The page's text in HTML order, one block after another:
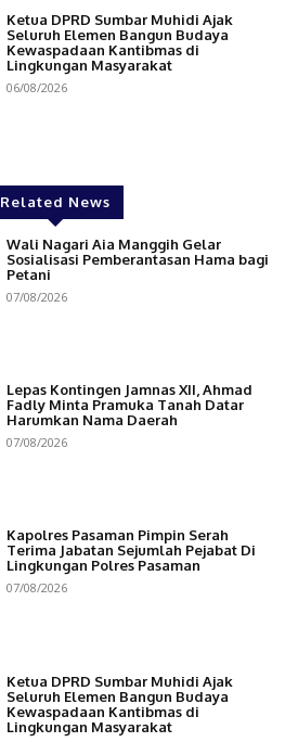
Ketua DPRD Sumbar Muhidi Ajak
Seluruh Elemen Bangun Budaya
Kewaspadaan Kantibmas di
Lingkungan Masyarakat
06/08/2026
Related News
Wali Nagari Aia Manggih Gelar
Sosialisasi Pemberantasan Hama bagi
Petani
07/08/2026
Lepas Kontingen Jamnas XII, Ahmad
Fadly Minta Pramuka Tanah Datar
Harumkan Nama Daerah
07/08/2026
Kapolres Pasaman Pimpin Serah
Terima Jabatan Sejumlah Pejabat Di
Lingkungan Polres Pasaman
07/08/2026
Ketua DPRD Sumbar Muhidi Ajak
Seluruh Elemen Bangun Budaya
Kewaspadaan Kantibmas di
Lingkungan Masyarakat